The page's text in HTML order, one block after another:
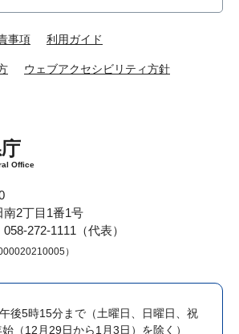
事項 利用ガイド
ウェブアクセシビリティ方針
Office
南2丁目1番1号
272-1111（代表）
）
後5時15分まで （土曜日、日曜日、祝
（12月29日から1月3日）を除く）